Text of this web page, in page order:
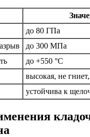
до 80 ГПа
до 300 МПа
до +550 °C
высокая, не
устойчива к